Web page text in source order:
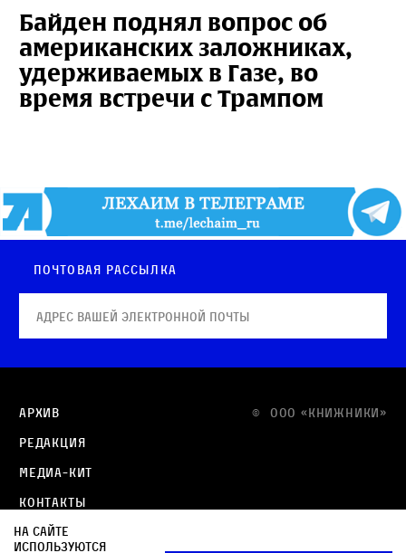
Байден поднял вопрос об
американских заложниках,
удерживаемых в Газе, во
время встречи с Трампом
Почтовая рассылка
© OOO «КНИЖНИКИ»
Архив
Редакция
Медиа-кит
Контакты
Политика в отношении обработки персональных
данных
На сайте
используются